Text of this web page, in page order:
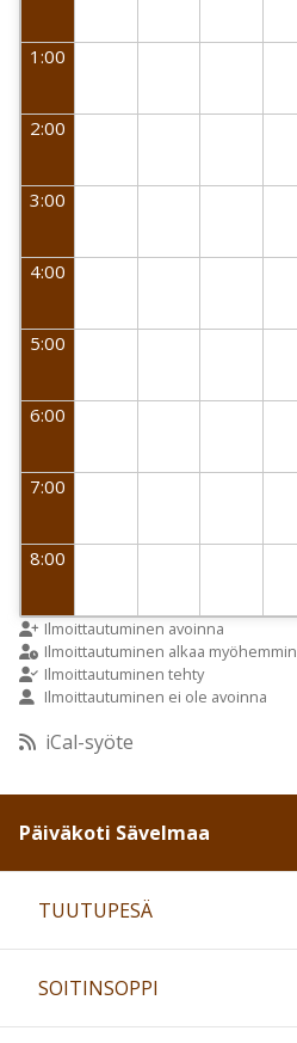
1:00
2:00
3:00
4:00
5:00
6:00
7:00
8:00
9:00
10:00
12:00
13:00
14:00
Ilmoittautuminen avoinna
Ilmoittautuminen alkaa myöhemmin
Ilmoittautuminen tehty
Ilmoittautuminen ei ole avoinna
iCal-syöte
Päiväkoti Sävelmaa
TUUTUPESÄ
SOITINSOPPI